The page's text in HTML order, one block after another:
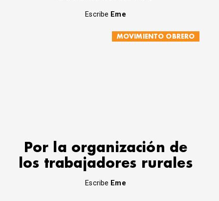
Escribe Eme
MOVIMIENTO OBRERO
Por la organización de
los trabajadores rurales
Escribe Eme